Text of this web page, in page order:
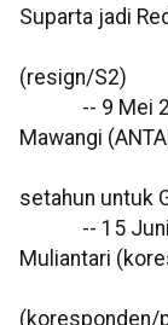
Suparta jadi
dan
(resign/S2)
-- 9 Mei
Mawangi
setahun untuk
-- 15 Juni
Muliantari
dan
(koresponden/